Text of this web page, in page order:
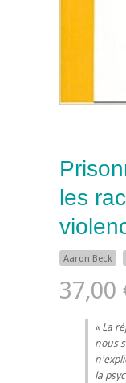
les
Aaron Beck
37,00
La
nous
la